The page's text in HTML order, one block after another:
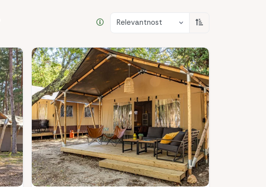
Relevantnost Sortiraj uzlazno